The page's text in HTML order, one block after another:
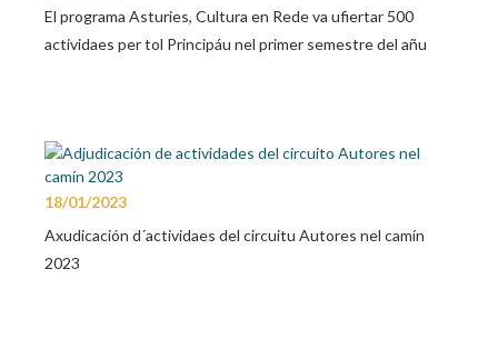
El programa Asturies, Cultura en Rede va ufiertar 500
actividaes per tol Principáu nel primer semestre del añu
18/01/2023
Axudicación d´actividaes del circuitu Autores nel camín
2023